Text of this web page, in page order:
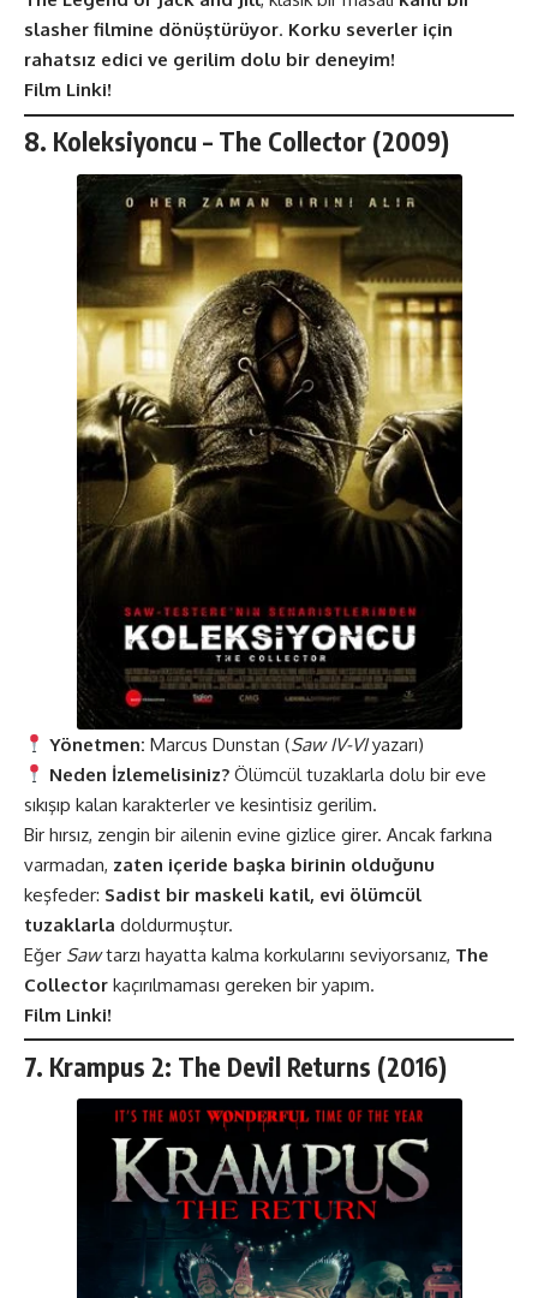
slasher filmine dönüştürüyor. Korku severler için
rahatsız edici ve gerilim dolu bir deneyim!
Film Linki!
8. Koleksiyoncu – The Collector (2009)
Yönetmen: Marcus Dunstan (Saw IV-VIyazarı)
Neden İzlemelisiniz? Ölümcül tuzaklarla dolu bir eve
sıkışıp kalan karakterler ve kesintisiz gerilim.
Bir hırsız, zengin bir ailenin evine gizlice girer. Ancak farkına
varmadan, zaten içeride başka birinin olduğunu
keşfeder: Sadist bir maskeli katil, evi ölümcül
tuzaklarla doldurmuştur.
Eğer Sawtarzı hayatta kalma korkularını seviyorsanız, The
Collector kaçırılmaması gereken bir yapım.
Film Linki!
7. Krampus 2: The Devil Returns (2016)